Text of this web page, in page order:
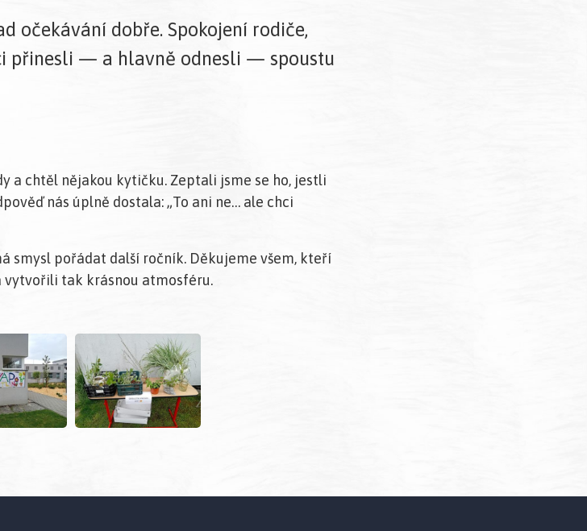
očekávání dobře. Spokojení rodiče,
přinesli — a hlavně odnesli — spoustu
a chtěl nějakou kytičku. Zeptali jsme se ho, jestli
nás úplně dostala: „To ani ne… ale chci
smysl pořádat další ročník. Děkujeme všem, kteří
vytvořili tak krásnou atmosféru.